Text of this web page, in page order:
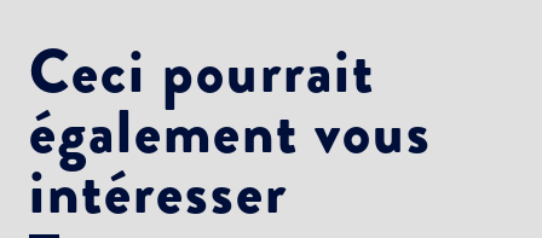
Ceci pourrait
également vous
intéresser